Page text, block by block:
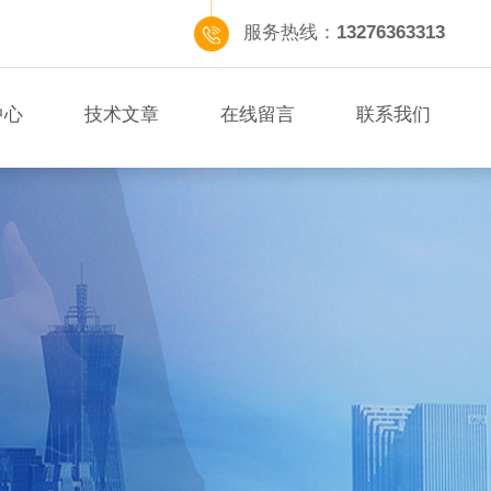
服务热线： 13276363313
心 技术文章 在线留言 联系我们